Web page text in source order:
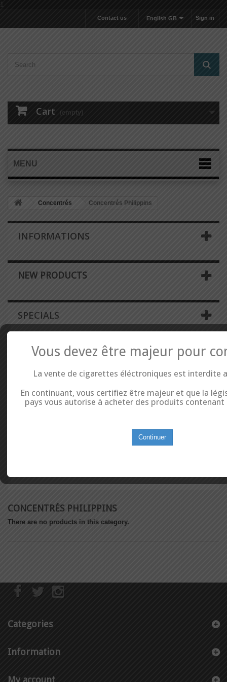
1
Sign in
English GB
Contact us
Cart (empty)
MENU
Concentrés Concentrés Philippins
INFORMATIONS
NEW PRODUCTS
SPECIALS
CONCENTRÉS PHILIPPINS
There are no products in this category.
Categories
Information
My account
Vous devez être majeur pour
La vente de cigarettes éléctroniques est interdite
En continuant, vous certifiez être majeur et que la
pays vous autorise à acheter des produits contenant
Continuer